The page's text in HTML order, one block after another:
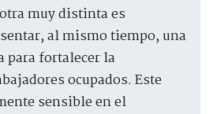
muy distinta es
al mismo tiempo, una
para fortalecer la
ocupados. Este
sensible en el